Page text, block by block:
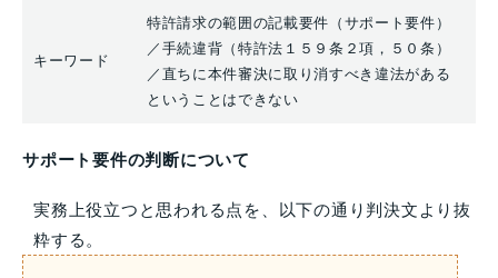
キーワード
特許請求の範囲の記載要件（サポート要件）
／手続違背（特許法１５９条２項，５０条）
／直ちに本件審決に取り消すべき違法がある
ということはできない
サポート要件の判断について
実務上役立つと思われる点を、以下の通り判決文より抜
粋する。